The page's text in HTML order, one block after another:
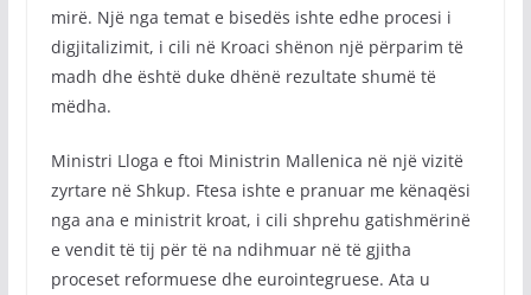
mirë. Një nga temat e bisedës ishte edhe procesi i
digjitalizimit, i cili në Kroaci shënon një përparim të
madh dhe është duke dhënë rezultate shumë të
mëdha.
Ministri Lloga e ftoi Ministrin Mallenica në një vizitë
zyrtare në Shkup. Ftesa ishte e pranuar me kënaqësi
nga ana e ministrit kroat, i cili shprehu gatishmërinë
e vendit të tij për të na ndihmuar në të gjitha
proceset reformuese dhe eurointegruese. Ata u